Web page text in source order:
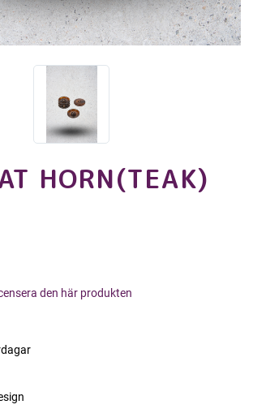
HORN(TEAK)
den här produkten